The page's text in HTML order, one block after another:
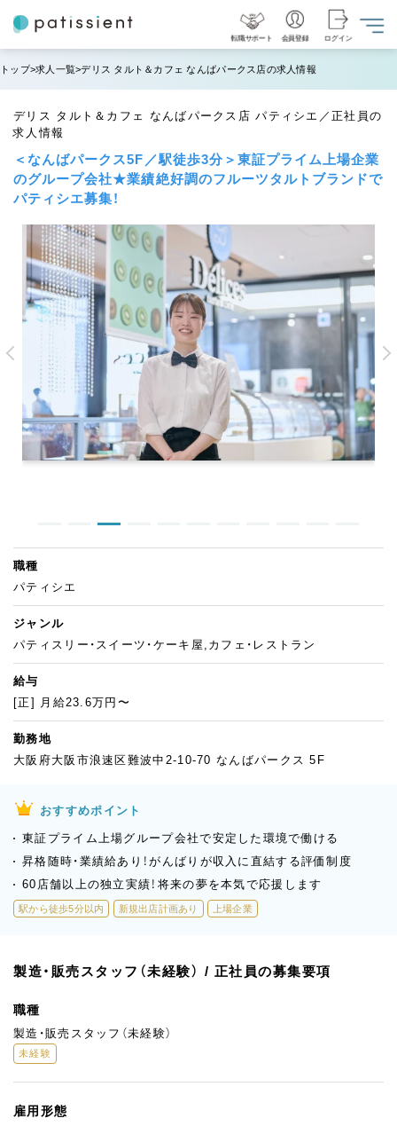
転職サポート 会員登録 ログイン
トップ 求人一覧 デリス タルト＆カフェ なんばパークス店の求人情報
デリス タルト＆カフェ なんばパークス店 パティシエ／正社員の
求人情報
＜なんばパークス5F／駅徒歩3分＞東証プライム上場企業
のグループ会社★業績絶好調のフルーツタルトブランドで
パティシエ募集！
職種
パティシエ
ジャンル
パティスリー・スイーツ・ケーキ屋,カフェ・レストラン
給与
[正] 月給23.6万円〜
勤務地
大阪府大阪市浪速区難波中2-10-70 なんばパークス 5F
おすすめポイント
東証プライム上場グループ会社で安定した環境で働ける
昇格随時・業績給あり！がんばりが収入に直結する評価制度
60店舗以上の独立実績！将来の夢を本気で応援します
駅から徒歩5分以内 新規出店計画あり 上場企業
製造・販売スタッフ（未経験） / 正社員の募集要項
職種
製造・販売スタッフ（未経験）
未経験
雇用形態